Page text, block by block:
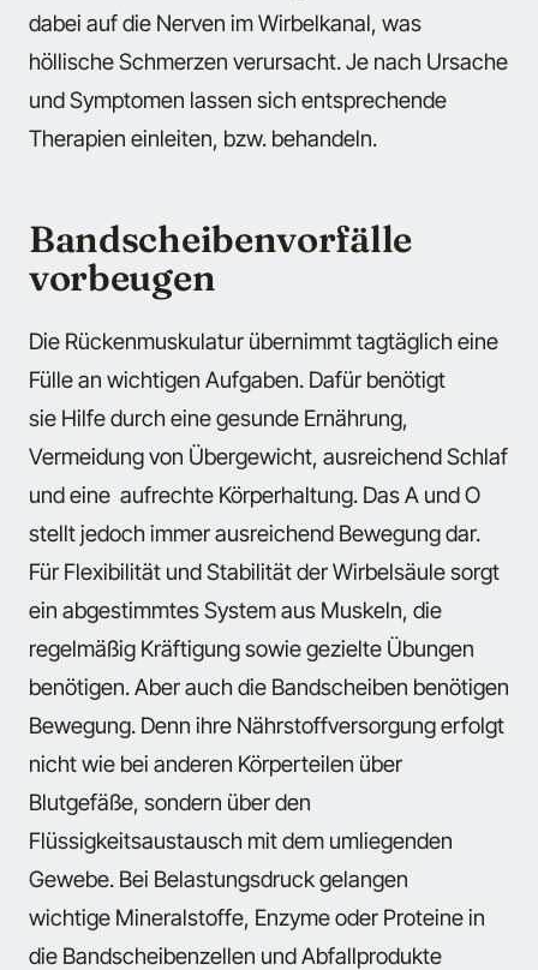
dabei auf die Nerven im Wirbelkanal, was
höllische Schmerzen verursacht. Je nach Ursache
und Symptomen lassen sich entsprechende
Therapien einleiten, bzw. behandeln.
Bandscheibenvorfälle
vorbeugen
Die Rückenmuskulatur übernimmt tagtäglich eine
Fülle an wichtigen Aufgaben. Dafür benötigt
sie Hilfe durch eine gesunde Ernährung,
Vermeidung von Übergewicht, ausreichend Schlaf
und eine aufrechte Körperhaltung. Das A und O
stellt jedoch immer ausreichend Bewegung dar.
Für Flexibilität und Stabilität der Wirbelsäule sorgt
ein abgestimmtes System aus Muskeln, die
regelmäßig Kräftigung sowie gezielte Übungen
benötigen. Aber auch die Bandscheiben benötigen
Bewegung. Denn ihre Nährstoffversorgung erfolgt
nicht wie bei anderen Körperteilen über
Blutgefäße, sondern über den
Flüssigkeitsaustausch mit dem umliegenden
Gewebe. Bei Belastungsdruck gelangen
wichtige Mineralstoffe, Enzyme oder Proteine in
die Bandscheibenzellen und Abfallprodukte